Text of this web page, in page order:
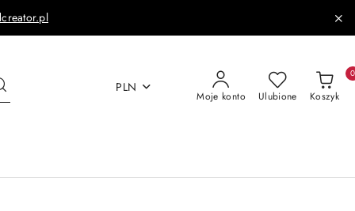
PLN
Moje konto Ulubione Koszyk
0